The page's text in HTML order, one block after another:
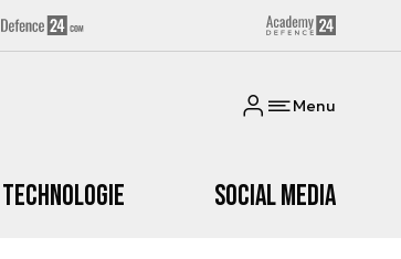
Menu
Technologie Social media